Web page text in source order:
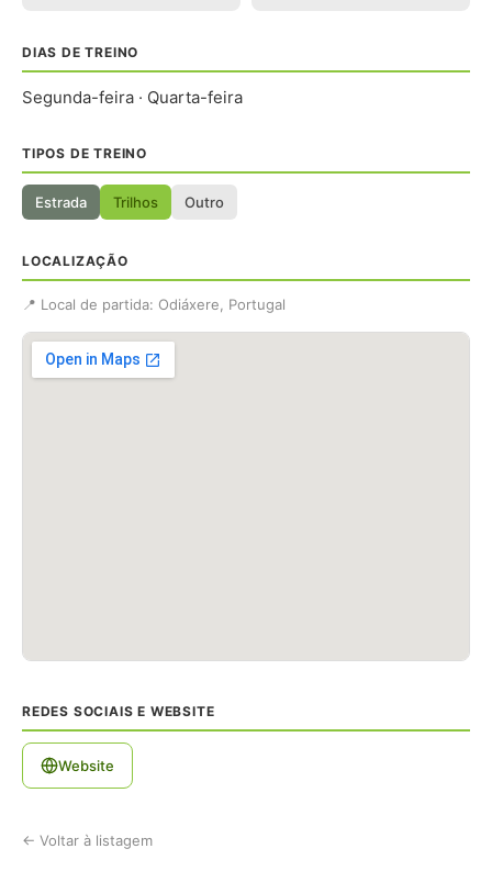
DIAS DE TREINO
Segunda-feira · Quarta-feira
TIPOS DE TREINO
Estrada Trilhos Outro
LOCALIZAÇÃO
📍 Local de partida: Odiáxere, Portugal
REDES SOCIAIS E WEBSITE
Website
← Voltar à listagem